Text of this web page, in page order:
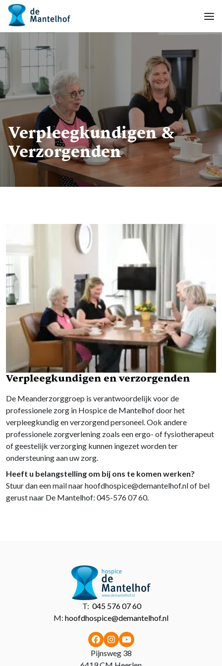
Verpleegkundigen &
Verzorgenden
Verpleegkundigen en verzorgenden
De Meanderzorggroep is verantwoordelijk voor de
professionele zorg in Hospice de Mantelhof door het
verpleegkundig en verzorgend personeel. Ook andere
professionele zorgverlening zoals een ergo- of fysiotherapeut
of geestelijk verzorging kunnen ingezet worden ter
ondersteuning aan uw zorg.
Heeft u belangstelling om bij ons te komen werken?
Stuur dan een mail naar hoofdhospice@demantelhof.nl of bel
gerust naar De Mantelhof: 045-576 07 60.
T: 045 576 07 60
M: hoofdhospice@demantelhof.nl
Pijnsweg 38